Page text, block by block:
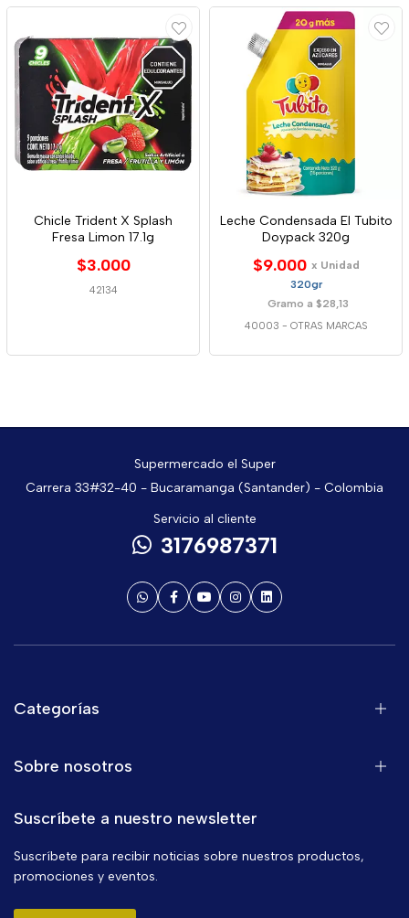
Chicle Trident X Splash
Fresa Limon 17.1g
$3.000
42134
Leche Condensada El Tubito
Doypack 320g
$9.000 x Unidad
320gr
Gramo a $28,13
40003 - OTRAS MARCAS
Supermercado el Super
Carrera 33#32-40 - Bucaramanga (Santander) - Colombia
Servicio al cliente
3176987371
Categorías
Sobre nosotros
Suscríbete a nuestro newsletter
Suscríbete para recibir noticias sobre nuestros productos,
promociones y eventos.